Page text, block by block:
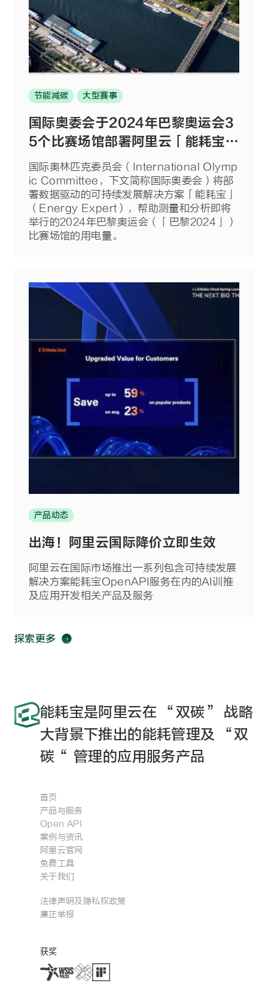
节能减碳 大型赛事
国际奥委会于2024年巴黎奥运会3
5个比赛场馆部署阿里云「能耗宝」
助力提升未来奥运赛事能源效率
国际奥林匹克委员会（International Olymp
ic Committee，下文简称国际奥委会）将部
署数据驱动的可持续发展解决方案「能耗宝」
（Energy Expert），帮助测量和分析即将
举行的2024年巴黎奥运会（「巴黎2024」）
比赛场馆的用电量。
产品动态
出海！阿里云国际降价立即生效
阿里云在国际市场推出一系列包含可持续发展
解决方案能耗宝OpenAPI服务在内的AI训推
及应用开发相关产品及服务
探索更多
能耗宝是阿里云在 “双碳” 战略
大背景下推出的能耗管理及 “双
碳“ 管理的应用服务产品
首页
产品与服务
Open API
案例与资讯
阿里云官网
免费工具
关于我们
法律声明及隐私权政策
廉正举报
获奖